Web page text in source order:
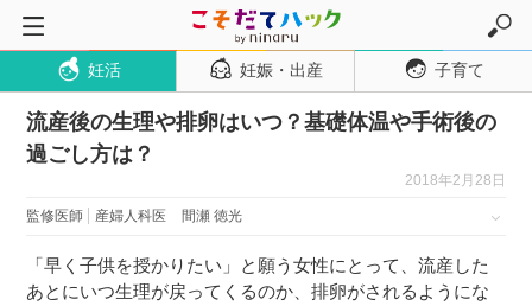
トップページ
妊活
妊娠・出産
妊娠中期
妊活 妊娠・出産 子育て
流産後の生理や排卵はいつ？基礎体温や手術後の
過ごし方は？
2018年2月28日
監修医師 産婦人科医 間瀬 徳光
「早く子供を授かりたい」と願う女性にとって、流産した
あとにいつ生理が戻ってくるのか、排卵がされるようにな